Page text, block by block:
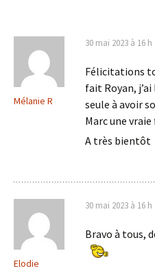
Mélanie R
30 mai 2023 à 16 h
Félicitations
fait Royan,
seule à avoir
Marc une
A très bientôt
Elodie
30 mai 2023 à 16 h
Bravo à tous,